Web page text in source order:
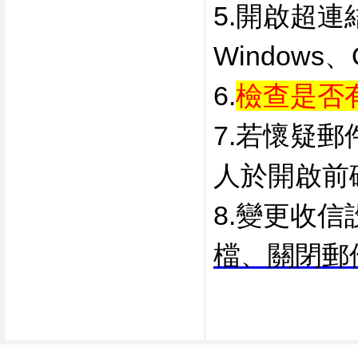
5.開啟超連
Windows
6.檢查是否
7.若懷疑郵
人於開啟
8.變更收信
檔、 關閉